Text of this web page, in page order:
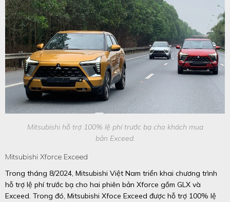
Mitsubishi hỗ trợ 100% lệ phí trước bạ cho khách mua
bản Exceed.
Mitsubishi Xforce Exceed
Trong tháng 8/2024, Mitsubishi Việt Nam triển khai chương trình
hỗ trợ lệ phí trước bạ cho hai phiên bản Xforce gồm GLX và
Exceed. Trong đó, Mitsubishi Xfoce Exceed được hỗ trợ 100% lệ